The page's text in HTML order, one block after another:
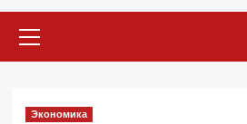
меню
Экономика